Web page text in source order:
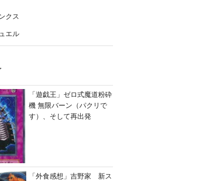
クス
エル
「遊戯王」ゼロ式魔道粉砕
機 無限バーン（パクリで
す）、そして再出発
「外食感想」吉野家 新ス